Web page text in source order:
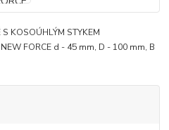
KOSOÚHLÝM STYKEM
FORCE d - 45 mm, D - 100 mm, B